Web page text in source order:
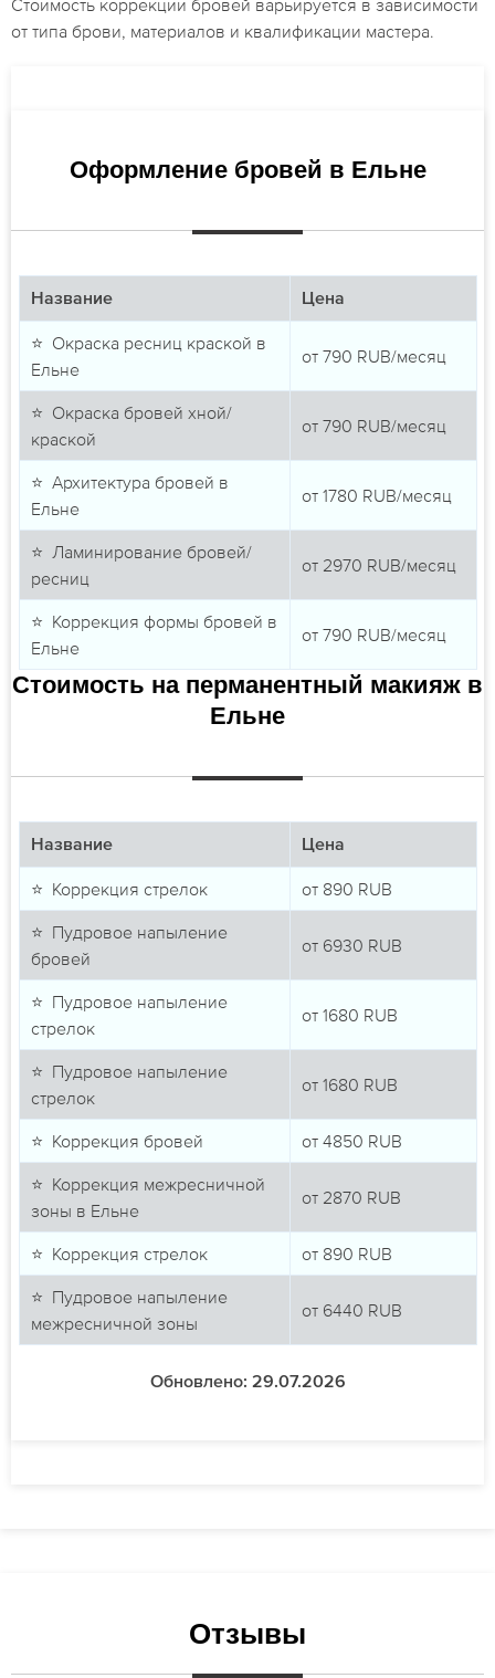
Стоимость коррекции бровей варьируется в зависимости
от типа брови, материалов и квалификации мастера.
Оформление бровей в Ельне
Название Цена
⭐ Окраска ресниц краской в
Ельне
от 790 RUB/месяц
⭐ Окраска бровей хной/
краской
от 790 RUB/месяц
⭐ Архитектура бровей в
Ельне
от 1780 RUB/месяц
⭐ Ламинирование бровей/
ресниц
от 2970 RUB/месяц
⭐ Коррекция формы бровей в
Ельне
от 790 RUB/месяц
Стоимость на перманентный макияж в
Ельне
Название Цена
⭐ Коррекция стрелок от 890 RUB
⭐ Пудровое напыление
бровей
от 6930 RUB
⭐ Пудровое напыление
стрелок
от 1680 RUB
⭐ Пудровое напыление
стрелок
от 1680 RUB
⭐ Коррекция бровей от 4850 RUB
⭐ Коррекция межресничной
зоны в Ельне
от 2870 RUB
⭐ Коррекция стрелок от 890 RUB
⭐ Пудровое напыление
межресничной зоны
от 6440 RUB
Обновлено: 29.07.2026
Отзывы